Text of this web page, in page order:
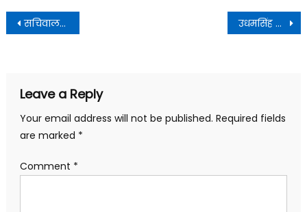
Post
navigation
सचिवालय में प्रदेश में रोप-वे विकास के लिए गठित संचालन समिति की बैठक आयोजित हुई उधमसिंह नगर की निर्वाचक नामावलियों के विस्तृत पुनरीक्षण हेतु अधिसूचना जारी की
Leave a Reply
Your email address will not be published. Required fields
are marked *
Comment *